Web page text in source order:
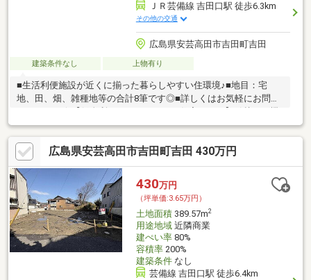
ＪＲ芸備線 吉田口駅 徒歩6.3km
その他の交通
広島県安芸高田市吉田町吉田
建築条件なし 上物有り
■生活利便施設が近くに揃った暮らしやすい住環境♪■地目：宅
地、田、畑、雑種地等の合計8筆です◎■詳しくはお気軽にお問合
に家電費用も住宅ローンに組入可能☆頭金・諸費用のない方でも
まずはご相談ください♪車等の個人ローンも一本化して月々支払い
を減額☆◇◆西洋トラスト株式会社◆◇・住宅ローンに不安があ
る方、一度断られた方、お気軽にご相談ください・ご自宅までの
送迎いたします。事前にご連絡下さい・他社で掲載されている物
件情報もまとめて資料をお送りします・是非一度条件をお聞かせ
ください♪
広島県安芸高田市吉田町吉田 430万円
430万円
（坪単価:3.65万円）
土地面積389.57m2
用途地域近隣商業
建ぺい率80%
容積率200%
建築条件なし
芸備線 吉田口駅 徒歩6.4km